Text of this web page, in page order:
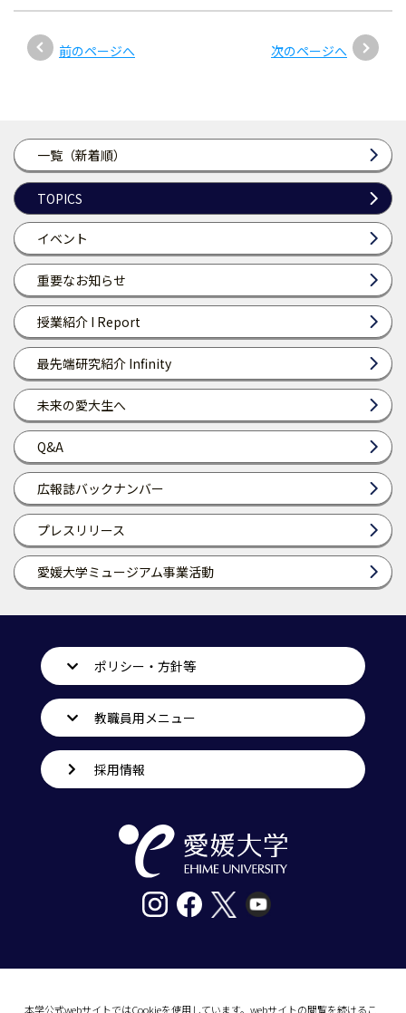
一覧（新着順）
TOPICS
イベント
重要なお知らせ
授業紹介 I Report
最先端研究紹介 Infinity
未来の愛大生へ
Q&A
広報誌バックナンバー
プレスリリース
愛媛大学ミュージアム事業活動
前のページへ 次のページへ
本学公式webサイトではCookieを使用しています。webサイトの閲覧を続けるこ
ポリシー・方針等
教職員用メニュー
採用情報